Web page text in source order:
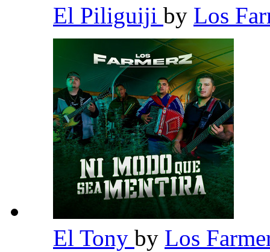
El Piliguiji by Los
El Tony by Los